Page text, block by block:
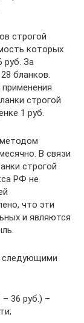
строгой
которых
руб. За
бланков.
строгой
1 руб.
В связи
строгой
РФ не
что эти
и являются
следующими
– 36 руб.) –